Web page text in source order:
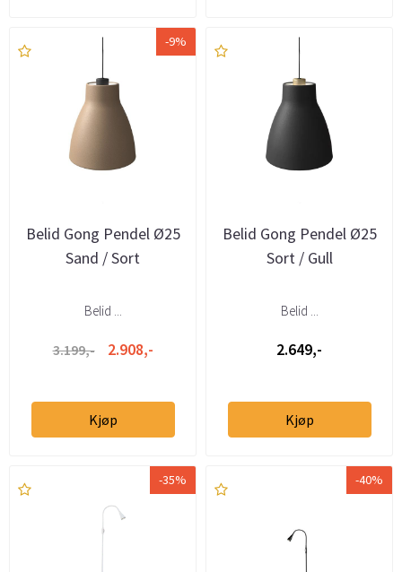
-9%
Belid Gong Pendel Ø25
Sand / Sort
Belid ...
3.199,- 2.908,-
Kjøp
Belid Gong Pendel Ø25
Sort / Gull
Belid ...
2.649,-
Kjøp
-35% -40%